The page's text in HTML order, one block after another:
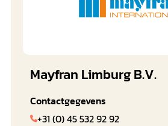
Mayfran Limburg B.V.
Contactgegevens
+31 (0) 45 532 92 92